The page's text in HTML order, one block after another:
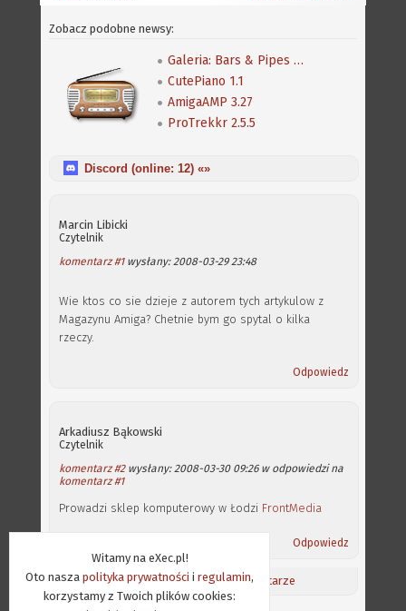
Witamy na eXec.pl!
Oto nasza polityka prywatności i regulamin,
korzystamy z Twoich plików cookies:
Zobacz podobne newsy:
Galeria: Bars & Pipes Professional
CutePiano 1.1
AmigaAMP 3.27
ProTrekkr 2.5.5
Discord (online: 12) «»
Marcin Libicki
Czytelnik
komentarz #1wysłany: 2008-03-29 23:48
Wie ktos co sie dzieje z autorem tych artykulow z
Magazynu Amiga? Chetnie bym go spytal o kilka
rzeczy.
Odpowiedz
Arkadiusz Bąkowski
Czytelnik
komentarz #2wysłany: 2008-03-30 09:26 w odpowiedzi na
komentarz #1
Prowadzi sklep komputerowy w Łodzi FrontMedia
Odpowiedz
Aktualności/Ostatnie komentarze